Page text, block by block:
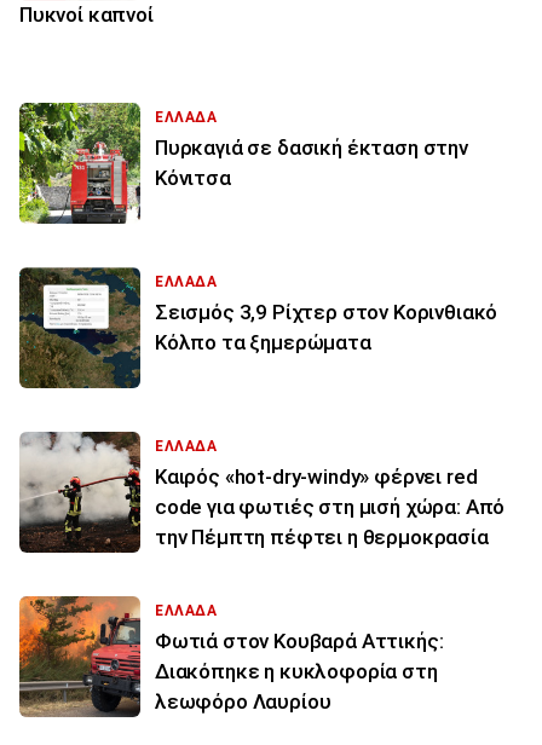
Πυκνοί καπνοί
ΕΛΛΑΔΑ
Πυρκαγιά σε δασική έκταση στην
Κόνιτσα
ΕΛΛΑΔΑ
Σεισμός 3,9 Ρίχτερ στον Κορινθιακό
Κόλπο τα ξημερώματα
ΕΛΛΑΔΑ
Καιρός «hot-dry-windy» φέρνει red
code για φωτιές στη μισή χώρα: Από
την Πέμπτη πέφτει η θερμοκρασία
ΕΛΛΑΔΑ
Φωτιά στον Κουβαρά Αττικής:
Διακόπηκε η κυκλοφορία στη
λεωφόρο Λαυρίου